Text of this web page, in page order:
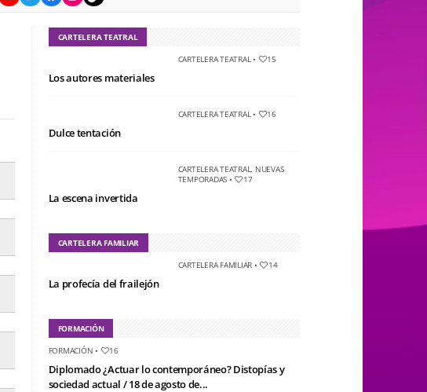
CARTELERA TEATRAL
CARTELERA TEATRAL• 15
Los autores materiales
CARTELERA TEATRAL• 16
Dulce tentación
CARTELERA TEATRAL, NUEVAS
TEMPORADAS • 17
La escena invertida
CARTELERA FAMILIAR
CARTELERA FAMILIAR • 14
La profecía del frailejón
FORMACIÓN
FORMACIÓN • 16
Diplomado ¿Actuar lo contemporáneo? Distopías y
sociedad actual / 18 de agosto de...